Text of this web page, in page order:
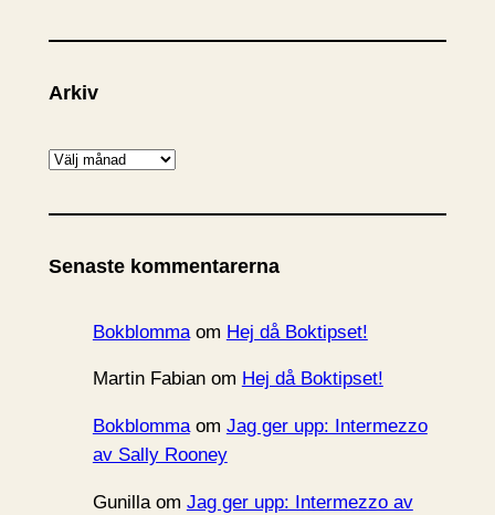
Arkiv
A
k
v
Senaste kommentarerna
Bokblommaom Hej då Boktipset!
Martin Fabianom Hej då Boktipset!
Bokblommaom Jag ger upp: Intermezzo
av Sally Rooney
Gunillaom Jag ger upp: Intermezzo av